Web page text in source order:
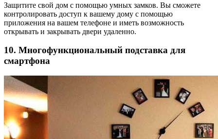
Защитите свой дом с помощью умных замков. Вы сможете
контролировать доступ к вашему дому с помощью
приложения на вашем телефоне и иметь возможность
открывать и закрывать двери удаленно.
10. Многофункциональный подставка для
смартфона